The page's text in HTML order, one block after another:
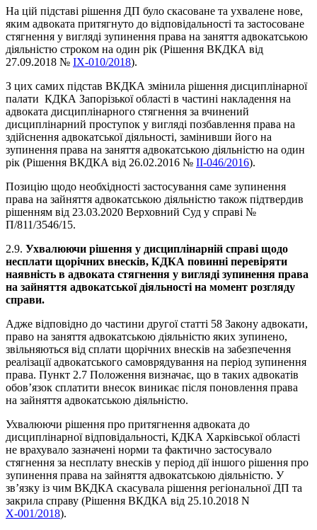
На цій підставі рішення ДП було скасоване та ухвалене нове,
яким адвоката притягнуто до відповідальності та застосоване
стягнення у вигляді зупинення права на заняття адвокатською
діяльністю строком на один рік (Рішення ВКДКА від
27.09.2018 № ІХ-010/2018).
З цих самих підстав ВКДКА змінила рішення дисциплінарної
палати КДКА Запорізької області в частині накладення на
адвоката дисциплінарного стягнення за вчинений
дисциплінарний проступок у вигляді позбавлення права на
здійснення адвокатської діяльності, замінивши його на
зупинення права на заняття адвокатською діяльністю на один
рік (Рішення ВКДКА від 26.02.2016 № II-046/2016).
Позицію щодо необхідності застосування саме зупинення
права на зайняття адвокатською діяльністю також підтвердив
рішенням від 23.03.2020 Верховний Суд у справі №
П/811/3546/15.
2.9. Ухвалюючи рішення у дисциплінарній справі щодо
несплати щорічних внесків, КДКА повинні перевіряти
наявність в адвоката стягнення у вигляді зупинення права
на зайняття адвокатської діяльності на момент розгляду
справи.
Адже відповідно до частини другої статті 58 Закону адвокати,
право на заняття адвокатською діяльністю яких зупинено,
звільняються від сплати щорічних внесків на забезпечення
реалізації адвокатського самоврядування на період зупинення
права. Пункт 2.7 Положення визначає, що в таких адвокатів
обов’язок сплатити внесок виникає після поновлення права
на зайняття адвокатською діяльністю.
Ухвалюючи рішення про притягнення адвоката до
дисциплінарної відповідальності, КДКА Харківської області
не врахувало зазначені норми та фактично застосувало
стягнення за несплату внесків у період дії іншого рішення про
зупинення права на зайняття адвокатською діяльністю. У
зв’язку із чим ВКДКА скасувала рішення регіональної ДП та
закрила справу (Рішення ВКДКА від 25.10.2018 N
Х-001/2018).